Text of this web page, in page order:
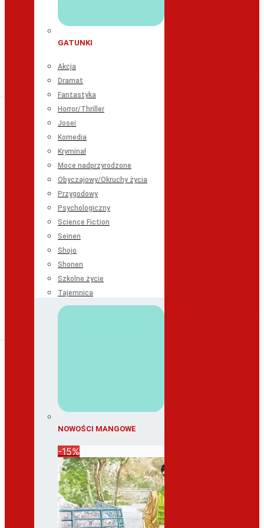
GATUNKI
Akcja
Dramat
Fantastyka
Horror/Thriller
Josei
Komedia
Kryminał
Moce nadprzyrodzone
Obyczajowy/Okruchy życia
Przygodowy
Psychologiczny
Science Fiction
Seinen
Shojo
Shonen
Szkolne życie
Tajemnica
NOWOŚCI MANGOWE
-15%